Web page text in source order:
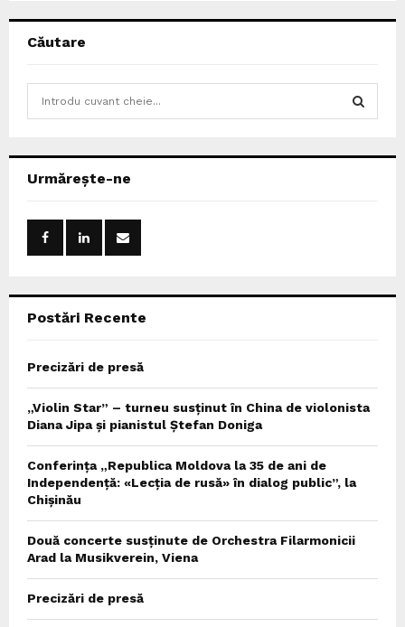
Căutare
h
Urmărește-ne
Postări Recente
Precizări de presă
„Violin Star” – turneu susținut în China de violonista
Diana Jipa și pianistul Ștefan Doniga
Conferința „Republica Moldova la 35 de ani de
Independență: «Lecția de rusă» în dialog public”, la
Chișinău
Două concerte susținute de Orchestra Filarmonicii
Arad la Musikverein, Viena
Precizări de presă